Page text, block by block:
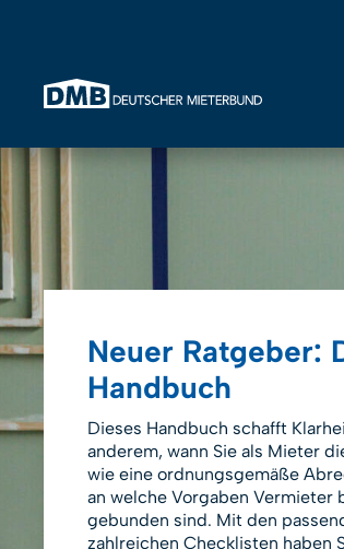
Vorsicht
Mieterhilfe e.V. ist KEIN DMB-
und Klagen durch DMB-